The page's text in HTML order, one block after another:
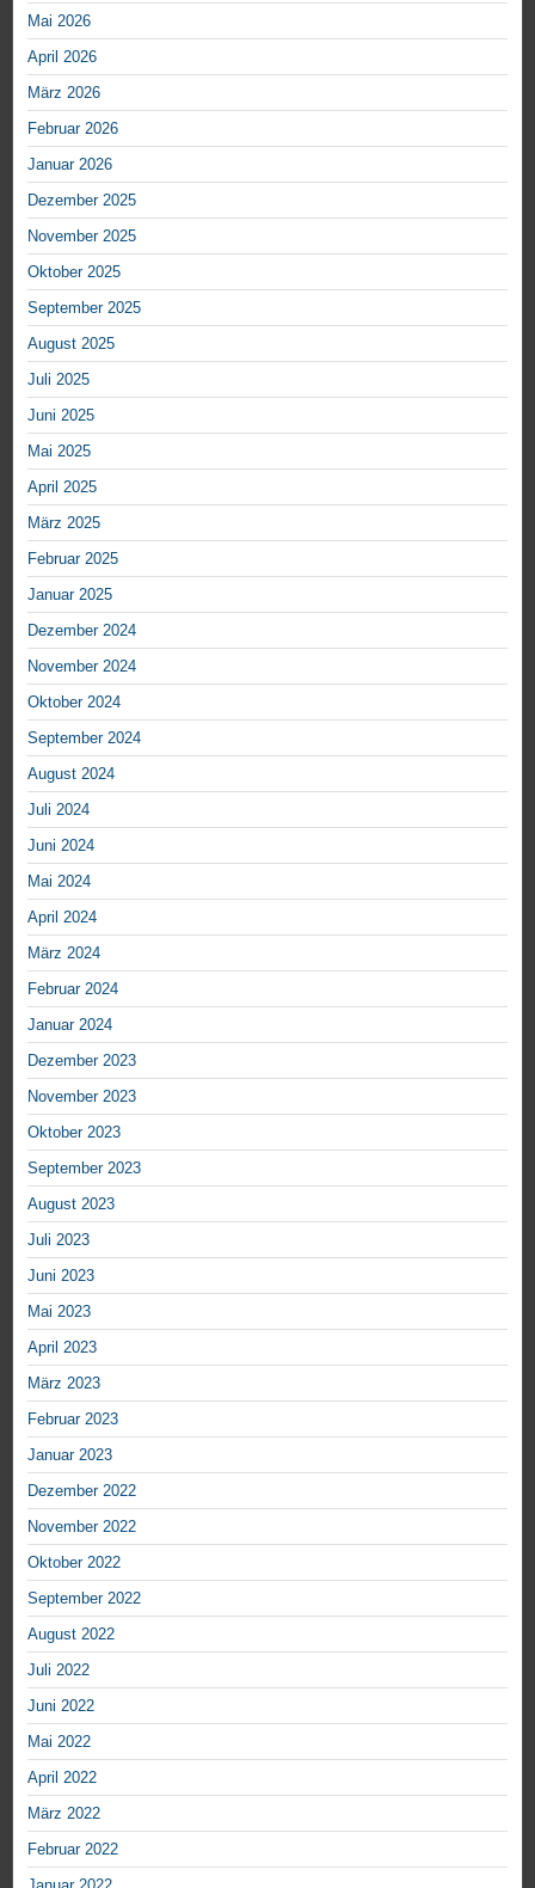
Mai 2026
April 2026
März 2026
Februar 2026
Januar 2026
Dezember 2025
November 2025
Oktober 2025
September 2025
August 2025
Juli 2025
Juni 2025
Mai 2025
April 2025
März 2025
Februar 2025
Januar 2025
Dezember 2024
November 2024
Oktober 2024
September 2024
August 2024
Juli 2024
Juni 2024
Mai 2024
April 2024
März 2024
Februar 2024
Januar 2024
Dezember 2023
November 2023
Oktober 2023
September 2023
August 2023
Juli 2023
Juni 2023
Mai 2023
April 2023
März 2023
Februar 2023
Januar 2023
Dezember 2022
November 2022
Oktober 2022
September 2022
August 2022
Juli 2022
Juni 2022
Mai 2022
April 2022
März 2022
Februar 2022